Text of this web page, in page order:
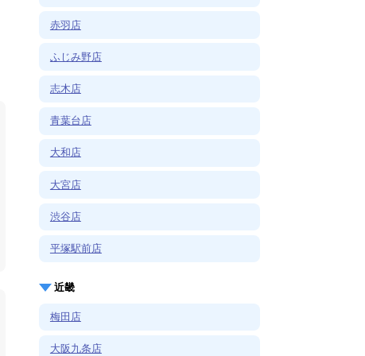
赤羽店
ふじみ野店
志木店
青葉台店
大和店
大宮店
渋谷店
平塚駅前店
近畿
梅田店
大阪九条店